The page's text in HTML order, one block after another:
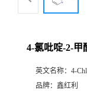
4-氯吡啶-2-甲
英文名称： 4-
品牌： 鑫红利